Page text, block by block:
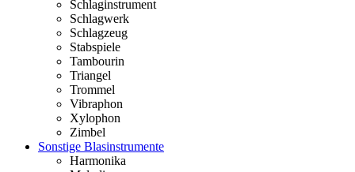
Schlaginstrument
Schlagwerk
Schlagzeug
Stabspiele
Tambourin
Triangel
Trommel
Vibraphon
Xylophon
Zimbel
Sonstige Blasinstrumente
Harmonika